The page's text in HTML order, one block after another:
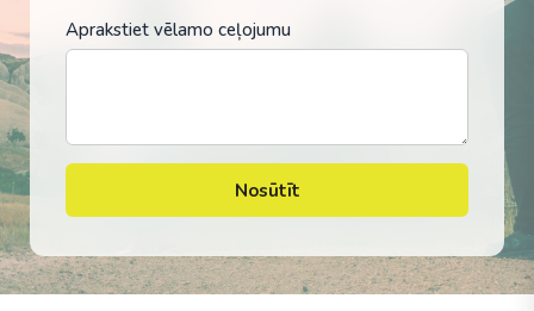
Aprakstiet vēlamo ceļojumu
Nosūtīt